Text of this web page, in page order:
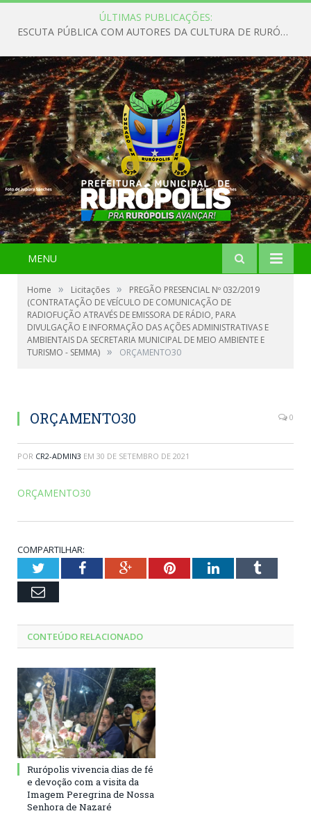
ÚLTIMAS PUBLICAÇÕES:
ESCUTA PÚBLICA COM AUTORES DA CULTURA DE RURÓPOLIS
MENU
Home » Licitações »
PREGÃO PRESENCIAL Nº 032/2019
(CONTRATAÇÃO DE VEÍCULO DE COMUNICAÇÃO DE
RADIOFUÇÃO ATRAVÉS DE EMISSORA DE RÁDIO, PARA
DIVULGAÇÃO E INFORMAÇÃO DAS AÇÕES ADMINISTRATIVAS E
AMBIENTAIS DA SECRETARIA MUNICIPAL DE MEIO AMBIENTE E
TURISMO - SEMMA) » ORÇAMENTO30
ORÇAMENTO30 0
POR CR2-ADMIN3 EM 30 DE SETEMBRO DE 2021
ORÇAMENTO30
COMPARTILHAR:
TwitterFacebookGoogle+PinterestLinkedInTumblr
Email
CONTEÚDO RELACIONADO
Rurópolis vivencia dias de fé
e devoção com a visita da
Imagem Peregrina de Nossa
Senhora de Nazaré